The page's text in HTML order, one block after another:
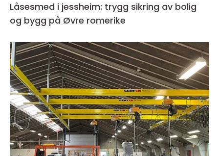
Låsesmed i jessheim: trygg sikring av bolig
og bygg på Øvre romerike